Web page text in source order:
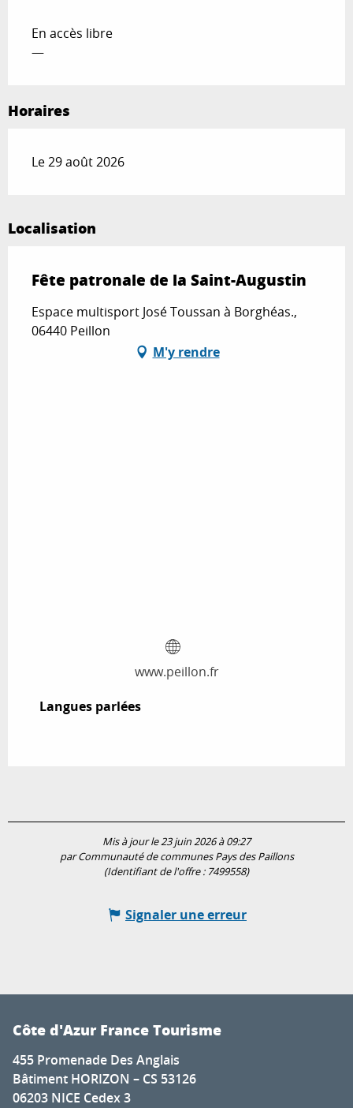
En accès libre
—
Horaires
Le 29 août 2026
Localisation
Fête patronale de la Saint-Augustin
Espace multisport José Toussan à Borghéas.,
06440 Peillon
M'y rendre
www.peillon.fr
Langues parlées
Langues parlées
Mis à jour le 23 juin 2026 à 09:27
par Communauté de communes Pays des Paillons
(Identifiant de l'offre : 7499558)
Signaler une erreur
Côte d'Azur France Tourisme
455 Promenade Des Anglais
Bâtiment HORIZON – CS 53126
06203 NICE Cedex 3